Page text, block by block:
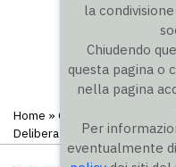
la
Chiudendo
questa pagina o
nella pagina
Per
eventualmente
Home » Organismi istituzionali
Deliberazioni